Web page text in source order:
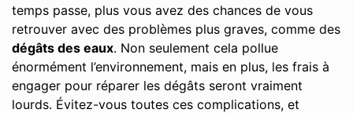
temps passe, plus vous avez des chances de vous
retrouver avec des problèmes plus graves, comme des
dégâts des eaux. Non seulement cela pollue
énormément l’environnement, mais en plus, les frais à
engager pour réparer les dégâts seront vraiment
lourds. Évitez-vous toutes ces complications, et